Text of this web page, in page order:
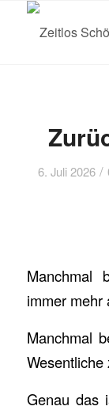
6. Juli 2026 /
Manchmal
immer mehr
Manchmal
Wesentliche
Genau das